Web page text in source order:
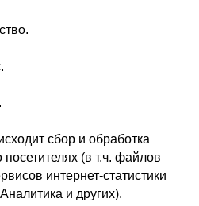
сбор и обработка
(в т.ч. файлов
интернет-статистики
и других).